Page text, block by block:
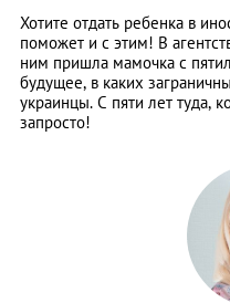
Хотите отдать ребенка в
поможет и с этим! В
ним пришла мамочка с
будущее, в каких
украинцы. С пяти лет туда,
запросто!